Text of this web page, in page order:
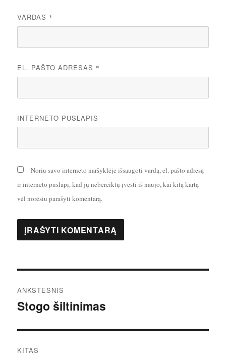
VARDAS *
EL. PAŠTO ADRESAS *
INTERNETO PUSLAPIS
Noriu savo interneto naršyklėje išsaugoti vardą, el. pašto adresą
ir interneto puslapį, kad jų nebereiktų įvesti iš naujo, kai kitą kartą
vėl norėsiu parašyti komentarą.
tarp
ANKSTESNIS
Ankstesnis
Stogo šiltinimas
KITAS